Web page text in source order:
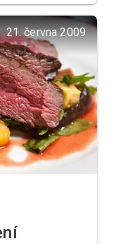
21. června 2009